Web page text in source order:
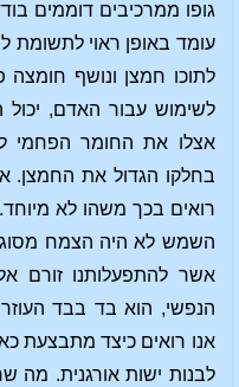
גופו ממרכיבים דוממים
עומד באופן ראוי
לתוכו חמצן ונושף חומצה
לשימוש עבור האדם,
אצלו את החומר הפחמי
בחלקו הגדול את החמצן.
רואים בכך משהו לא
השמש לא היה הצמח
אשר להתפעלותנו זורם
הנפשי, הוא בד בבד העוזר
אנו רואים כיצד מתבצעת
לבנות ישות אורגנית. מה